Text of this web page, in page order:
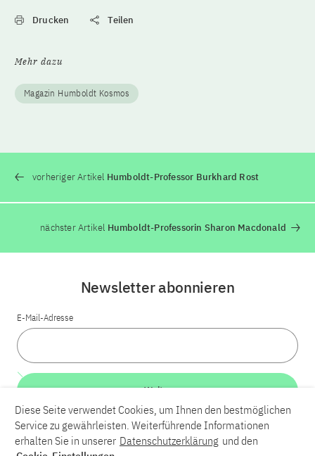
Drucken Teilen
Mehr dazu
Magazin Humboldt Kosmos
vorheriger Artikel Humboldt-Professor Burkhard Rost
nächster Artikel Humboldt-Professorin Sharon Macdonald
LinkedInBlueskyYouTube
Newsletter abonnieren
E-Mail-Adresse
Weiter
Diese Seite verwendet Cookies, um Ihnen den bestmöglichen
Service zu gewährleisten. Weiterführende Informationen
erhalten Sie in unserer Datenschutzerklärung und den